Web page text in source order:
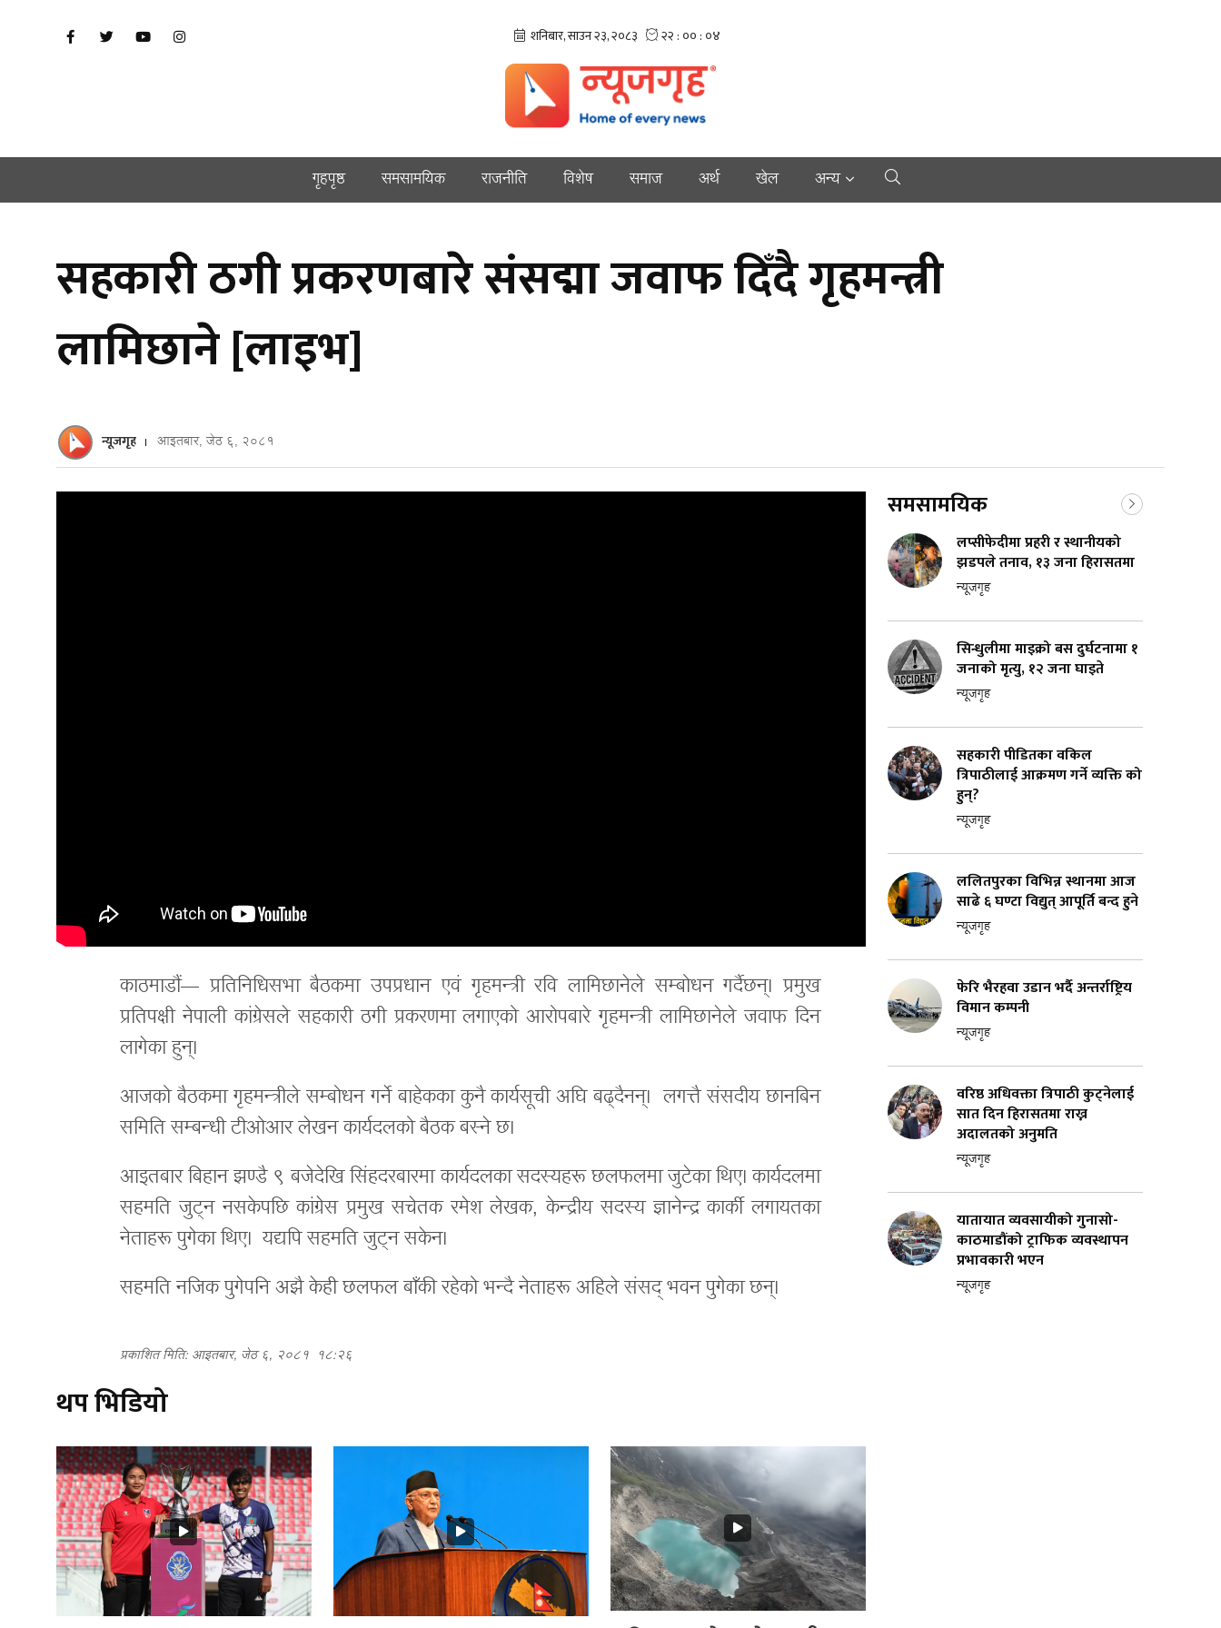
गृहपृष्ठ समसामयिक राजनीति विशेष समाज अर्थ खेल अन्य
सहकारी ठगी प्रकरणबारे संसद्मा जवाफ दिँदै गृहमन्त्री
लामिछाने [लाइभ]
न्यूजगृह आइतबार, जेठ ६, २०८१
काठमाडौं— प्रतिनिधिसभा बैठकमा उपप्रधान एवं गृहमन्त्री रवि लामिछानेले सम्बोधन गर्दैछन्। प्रमुख
प्रतिपक्षी नेपाली कांग्रेसले सहकारी ठगी प्रकरणमा लगाएको आरोपबारे गृहमन्त्री लामिछानेले जवाफ दिन
लागेका हुन्।
आजको बैठकमा गृहमन्त्रीले सम्बोधन गर्ने बाहेकका कुनै कार्यसूची अघि बढ्दैनन्। लगत्तै संसदीय छानबिन
समिति सम्बन्धी टीओआर लेखन कार्यदलको बैठक बस्ने छ।
आइतबार बिहान झण्डै ९ बजेदेखि सिंहदरबारमा कार्यदलका सदस्यहरू छलफलमा जुटेका थिए। कार्यदलमा
सहमति जुट्न नसकेपछि कांग्रेस प्रमुख सचेतक रमेश लेखक, केन्द्रीय सदस्य ज्ञानेन्द्र कार्की लगायतका
नेताहरू पुगेका थिए। यद्यपि सहमति जुट्न सकेन।
सहमति नजिक पुगेपनि अझै केही छलफल बाँकी रहेको भन्दै नेताहरू अहिले संसद् भवन पुगेका छन्।
प्रकाशित मिति: आइतबार, जेठ ६, २०८१ १८:२६
थप भिडियो
समसामयिक
लप्सीफेदीमा प्रहरी र स्थानीयको
झडपले तनाव, १३ जना हिरासतमा
न्यूजगृह
सिन्धुलीमा माइक्रो बस दुर्घटनामा १
जनाको मृत्यु, १२ जना घाइते
न्यूजगृह
सहकारी पीडितका वकिल
त्रिपाठीलाई आक्रमण गर्ने व्यक्ति को
हुन्?
न्यूजगृह
ललितपुरका विभिन्न स्थानमा आज
साढे ६ घण्टा विद्युत् आपूर्ति बन्द हुने
न्यूजगृह
फेरि भैरहवा उडान भर्दै अन्तर्राष्ट्रिय
विमान कम्पनी
न्यूजगृह
वरिष्ठ अधिवक्ता त्रिपाठी कुट्नेलाई
सात दिन हिरासतमा राख्न
अदालतको अनुमति
न्यूजगृह
यातायात व्यवसायीको गुनासो-
काठमाडौंको ट्राफिक व्यवस्थापन
प्रभावकारी भएन
न्यूजगृह